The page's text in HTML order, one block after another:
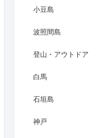
小豆島
波照間島
登山・アウトドア
白馬
石垣島
神戸